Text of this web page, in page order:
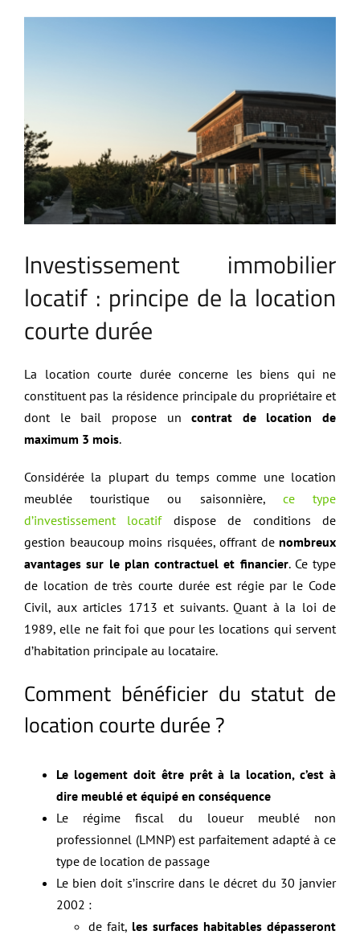
Investissement immobilier
locatif : principe de la location
courte durée
La location courte durée concerne les biens qui ne
constituent pas la résidence principale du propriétaire et
dont le bail propose uncontrat de location de
maximum 3 mois.
Considérée la plupart du temps comme une location
meublée touristique ou saisonnière, ce type
d’investissement locatifdispose de conditions de
gestion beaucoup moins risquées, offrant de nombreux
avantages sur le plan contractuel et financier. Ce type
de location de très courte durée est régie par le Code
Civil, aux articles 1713 et suivants. Quant à la loi de
1989, elle ne fait foi que pour les locations qui servent
d’habitation principale au locataire.
Comment bénéficier du statut de
location courte durée ?
Le logement doit être prêt à la location, c’est à
dire meublé et équipé en conséquence
Le régime fiscal du loueur meublé non
professionnel (LMNP) est parfaitement adapté à ce
type de location de passage
Le bien doit s’inscrire dans le décret du 30 janvier
2002 :
de fait, les surfaces habitables dépasseront